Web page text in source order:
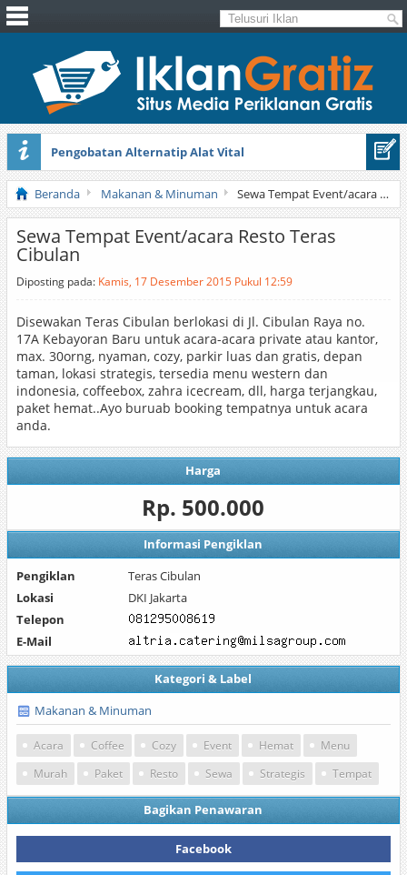
Pengobatan Alternatip Alat Vital
Pita Cantik Pesona
Beranda Makanan & Minuman Sewa Tempat Event/acara Resto Teras Cibulan
Sewa Tempat Event/acara Resto Teras
Cibulan
Diposting pada: Kamis, 17 Desember 2015 Pukul 12:59
Disewakan Teras Cibulan berlokasi di Jl. Cibulan Raya no.
17A Kebayoran Baru untuk acara-acara private atau kantor,
max. 30orng, nyaman, cozy, parkir luas dan gratis, depan
taman, lokasi strategis, tersedia menu western dan
indonesia, coffeebox, zahra icecream, dll, harga terjangkau,
paket hemat..Ayo buruab booking tempatnya untuk acara
anda.
Harga
Rp. 500.000
Informasi Pengiklan
Pengiklan
Teras Cibulan
Lokasi
DKI Jakarta
Telepon
E-Mail
Kategori & Label
Makanan & Minuman
Acara Coffee Cozy Event Hemat
Menu
Murah
Paket Resto Sewa Strategis Tempat
Bagikan Penawaran
Facebook